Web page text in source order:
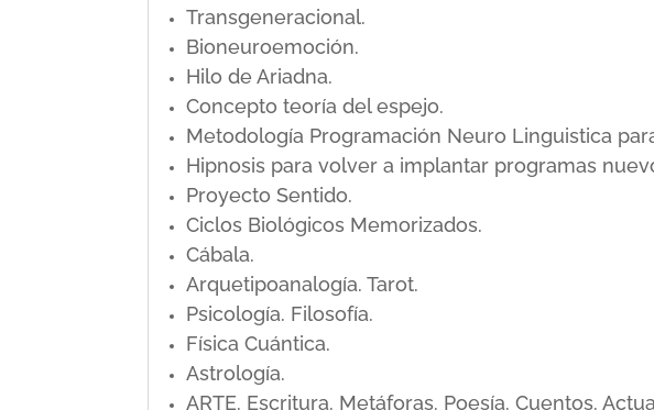
Transgeneracional.
Bioneuroemoción.
Hilo de Ariadna.
Concepto teoría del espejo.
Metodología Programación Neuro Linguistica
Hipnosis para volver a implantar programas
Proyecto Sentido.
Ciclos Biológicos Memorizados.
Cábala.
Arquetipoanalogía. Tarot.
Psicología. Filosofía.
Física Cuántica.
Astrología.
ARTE. Escritura. Metáforas. Poesía. Cuentos.